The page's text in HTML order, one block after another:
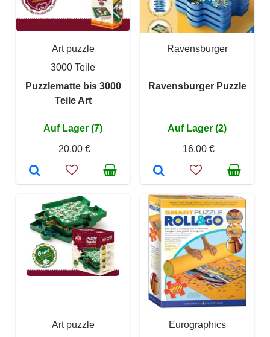
Art puzzle
3000 Teile
Puzzlematte bis 3000
Teile Art
Auf Lager (7)
20,00 €
Ravensburger
Ravensburger Puzzle
Auf Lager (2)
16,00 €
Art puzzle
Eurographics